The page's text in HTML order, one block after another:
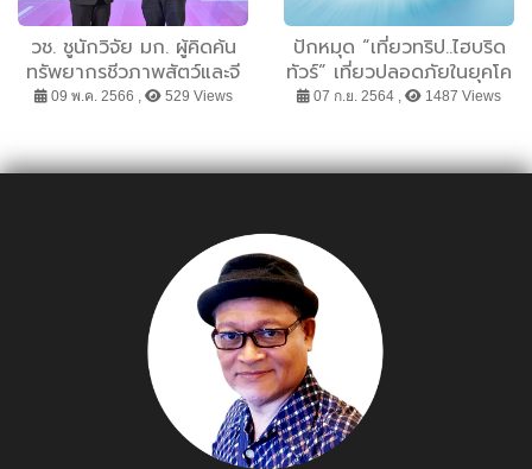
วช. ชูนักวิจัย มก. ผู้คิดค้น
ทรัพยากรชีวภาพสัตว์และจี
โนมิกส์ของสัตว์ รับรางวัล
ปี 66
09 พ.ค. 2566 , 529 Views
ปักหมุด “เที่ยวทริป..ไฮบริด
ทัวร์” เที่ยวปลอดภัยในยุคโค
วิด ยุทธศาสตร์การท่อง
07 ก.ย. 2564 , 1487 Views